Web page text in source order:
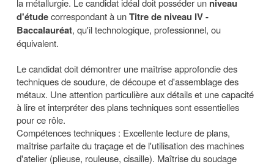
la métallurgie. Le candidat idéal doit posséder un niveau
d'étudecorrespondant à unTitre de niveau IV -
Baccalauréat, qu'il technologique, professionnel, ou
équivalent.
Le candidat doit démontrer une maîtrise approfondie des
techniques de soudure, de découpe et d'assemblage des
métaux. Une attention particulière aux détails et une capacité
à lire et interpréter des plans techniques sont essentielles
pour ce rôle.
Compétences techniques : Excellente lecture de plans,
maîtrise parfaite du traçage et de l'utilisation des machines
d'atelier (plieuse, rouleuse, cisaille). Maîtrise du soudage